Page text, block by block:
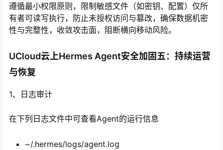
遵循最小权限原则，限制敏感文件（如密钥、配置）仅所
有者可读写执行，防止未授权访问与篡改，确保数据机密
性与完整性，收敛攻击面，阻断横向移动风险。
UCloud云上Hermes Agent安全加固五：持续运营
与恢复
1、日志审计
在下列日志文件中可查看Agent的运行信息
~/.hermes/logs/agent.log